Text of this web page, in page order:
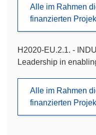
Alle im Rahmen
finanzierten
H2020-EU.2.1. -
Leadership in
Alle im Rahmen
finanzierten